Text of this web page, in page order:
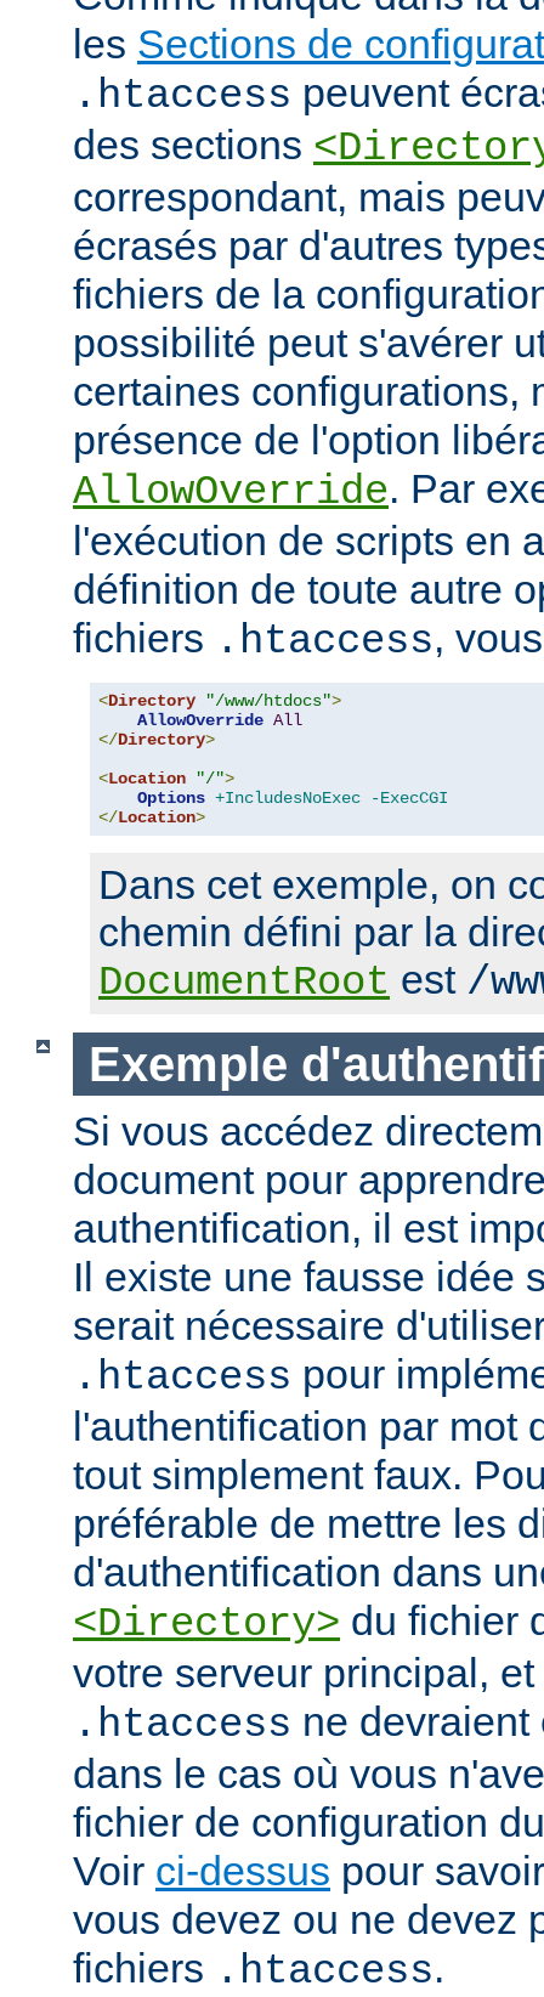
les Sections de
.htaccess peuvent
des sections
correspondant, mais
écrasés par d'autres
fichiers de la
possibilité peut s'avérer
certaines configurations,
présence de l'option
AllowOverride. Par
l'exécution de scripts en
définition de toute autre
fichiers .htaccess,
<Directory "/www/htdocs">
AllowOverride All
</Directory>
<Location "/">
Options +IncludesNoExec
-ExecCGI
</Location>
Dans cet exemple, on
chemin défini par la
DocumentRoot est /
Exemple
Si vous accédez
document pour
authentification, il est
Il existe une fausse idée
serait nécessaire
.htaccess pour
l'authentification par mot
tout simplement faux.
préférable de mettre les
d'authentification dans
<Directory> du fichier
votre serveur principal,
.htaccess ne
dans le cas où vous
fichier de configuration
Voir ci-dessus pour
vous devez ou ne devez
fichiers .htaccess.